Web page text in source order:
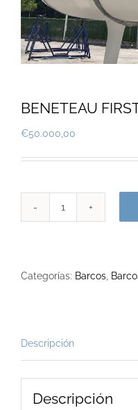
BENETEAU
€50.000,00
cantidad
Categorías: Barcos
Descripción
Descripción